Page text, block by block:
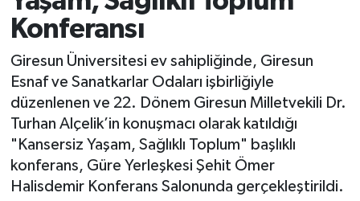
Konferansı
Giresun Üniversitesi ev sahipliğinde, Giresun
Esnaf ve Sanatkarlar Odaları işbirliğiyle
düzenlenen ve 22. Dönem Giresun Milletvekili Dr.
Turhan Alçelik’in konuşmacı olarak katıldığı
"Kansersiz Yaşam, Sağlıklı Toplum" başlıklı
konferans, Güre Yerleşkesi Şehit Ömer
Halisdemir Konferans Salonunda gerçekleştirildi.
Son Dakika Haberleri
Haber Arşivi